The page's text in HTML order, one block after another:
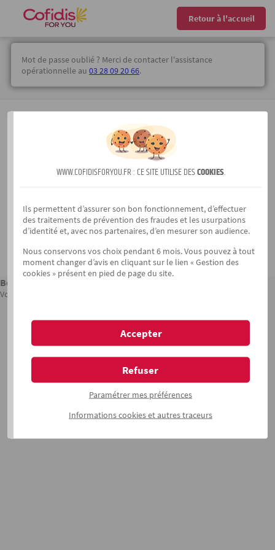
Retour à l'accueil
Mot de passe oublié ? Merci de contacter l'assistance
opérationnelle au 03 28 09 20 66.
Devenir partenaire
Mentions légales
Politique de protection des données vendeurs
VDP
Besoin d'aide ?
Vous pouvez contacter l'assistance opérationnelle au
WWW.COFIDISFORYOU.FR : CE SITE UTILISE DESCOOKIES.
Ils permettent d’assurer son bon fonctionnement, d’effectuer
des traitements de prévention des fraudes et les usurpations
d’identité et, avec nos partenaires, d’en mesurer son audience.
Nous conservons vos choix pendant 6 mois. Vous pouvez à tout
moment changer d’avis en cliquant sur le lien « Gestion des
cookies » présent en pied de page du site.
Accepter
Refuser
Paramétrer mes préférences
Informationscookieset autres traceurs